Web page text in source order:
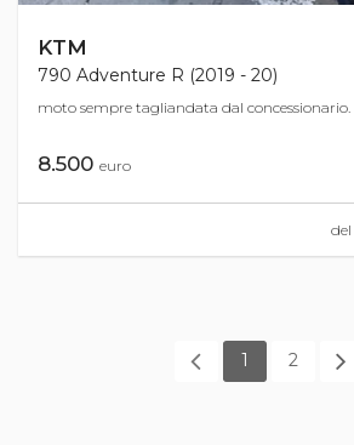
KTM
790 Adventure R (2019 - 20)
moto sempre tagliandata dal concessionario.
8.500 euro
del
1 2